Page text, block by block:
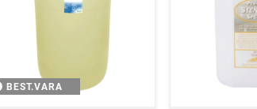
BEST.VARA